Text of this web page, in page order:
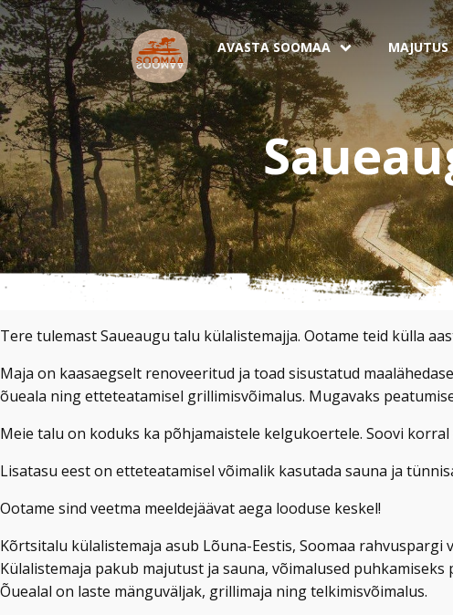
AVASTA SOOMAA MAJUTUS
Tere tulemast Saueaugu talu külalistemajja. Ootame teid külla
Maja on kaasaegselt renoveeritud ja toad sisustatud
õueala ning etteteatamisel grillimisvõimalus. Mugavaks
Meie talu on koduks ka põhjamaistele kelgukoertele. Soovi
Lisatasu eest on etteteatamisel võimalik kasutada sauna ja
Ootame sind veetma meeldejäävat aega looduse keskel!
Kõrtsitalu külalistemaja asub Lõuna-Eestis, Soomaa rahvuspargi
Külalistemaja pakub majutust ja sauna, võimalused
Õuealal on laste mänguväljak, grillimaja ning telkimisvõimalus.